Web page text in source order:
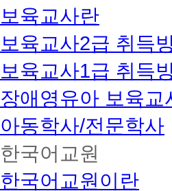
보육교사란
보육교사2급 취득
보육교사1급 취득
장애영유아 보육교
아동학사/전문학사
한국어교원
한국어교원이란